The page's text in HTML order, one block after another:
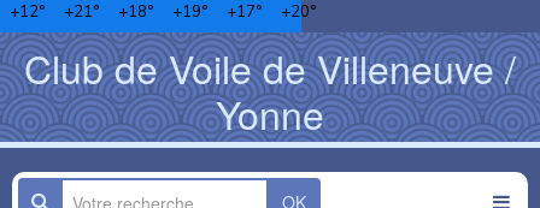
+12° +21° +18° +19° +17° +20°
Club de Voile de Villeneuve /
Yonne
OK